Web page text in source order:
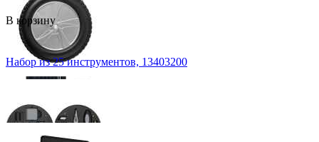
В корзину
Набор из 25 инструментов, 13403200